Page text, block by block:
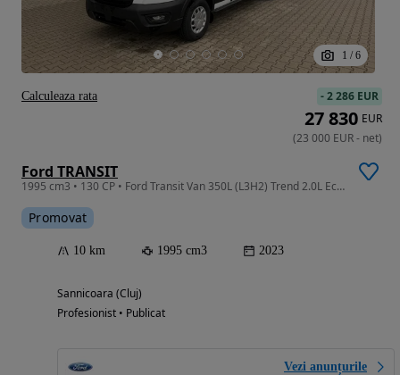
1 / 6
Ford TRANSIT
1995 cm3 • 130 CP • Ford Transit Van 350L (L3H2) Trend 2.0L EcoBlue 130 CP M6 RWD MY2024
Promovat
10 km 1995 cm3 2023
Sannicoara (Cluj)
Profesionist • Publicat
Vezi anunțurile
-2 286 EUR
27 830 EUR
(23 000 EUR- net)
Calculeaza rata